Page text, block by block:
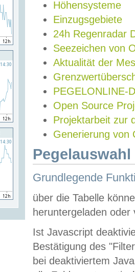
Höhensysteme
Einzugsgebiete
24h Regenradar
Seezeichen von
Aktualität der
PEGELONLINE-
Open Source
Projektarbeit zur
Generierung von
Grundlegende
über die Tabelle
heruntergeladen oder
Ist Javascript
Bestätigung des
bei deaktiviertem